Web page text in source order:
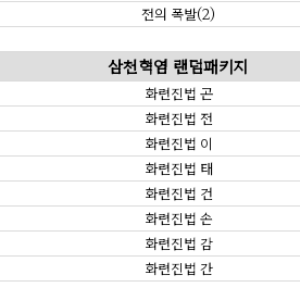
전의 폭발(2)
삼천혁염 랜덤패키지
화련진법 곤
화련진법 전
화련진법 이
화련진법 태
화련진법 건
화련진법 손
화련진법 감
화련진법 간